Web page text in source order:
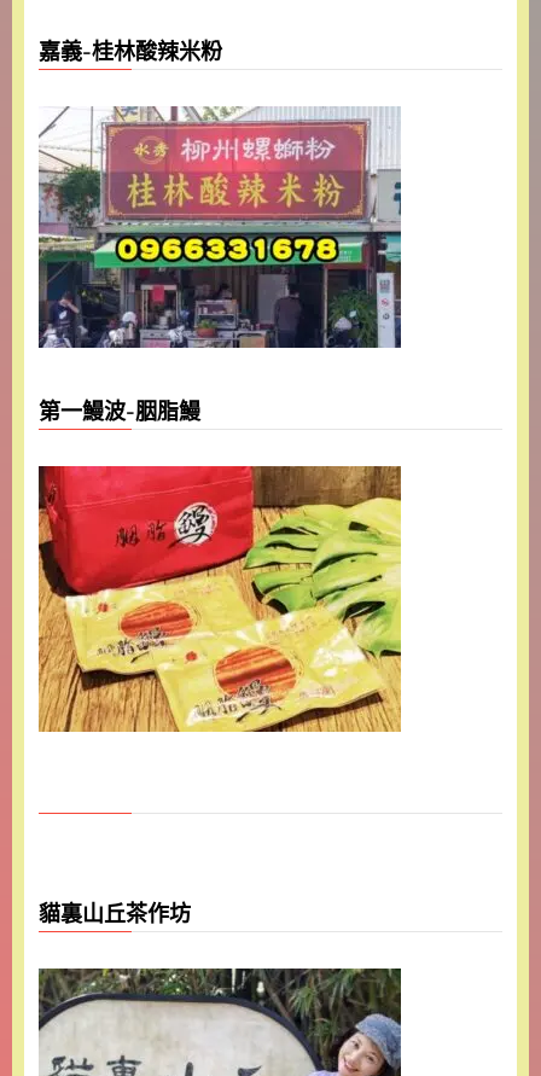
嘉義-桂林酸辣米粉
第一鰻波-胭脂鰻
貓裏山丘茶作坊